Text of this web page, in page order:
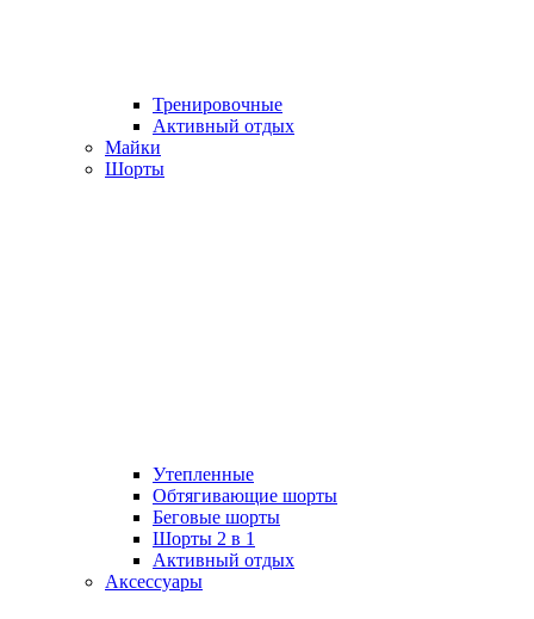
Тренировочные
Активный отдых
Майки
Шорты
Утепленные
Обтягивающие шорты
Беговые шорты
Шорты 2 в 1
Активный отдых
Аксессуары